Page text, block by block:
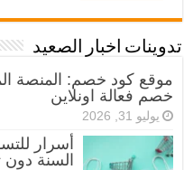
تدوينات اخبار الصعيد
موقع كود خصم: المنصة
خصم فعالة اونلاين
يوليو 31, 2026
أسرار
السنة دون